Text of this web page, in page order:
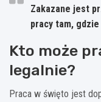
Zakazane jest
pracy tam,
Kto może
legalnie?
Praca w święto jest